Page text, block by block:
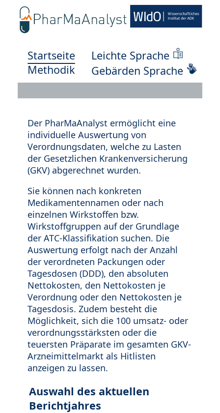
Startseite
Methodik
Leichte Sprache
Gebärden Sprache
Der PharMaAnalyst ermöglicht eine
individuelle Auswertung von
Verordnungsdaten, welche zu Lasten
der Gesetzlichen Krankenversicherung
(GKV) abgerechnet wurden.
Sie können nach konkreten
Medikamentennamen oder nach
einzelnen Wirkstoffen bzw.
Wirkstoffgruppen auf der Grundlage
der ATC-Klassifikation suchen. Die
Auswertung erfolgt nach der Anzahl
der verordneten Packungen oder
Tagesdosen (DDD), den absoluten
Nettokosten, den Nettokosten je
Verordnung oder den Nettokosten je
Tagesdosis. Zudem besteht die
Möglichkeit, sich die 100 umsatz- oder
verordnungsstärksten oder die
teuersten Präparate im gesamten GKV-
Arzneimittelmarkt als Hitlisten
anzeigen zu lassen.
Auswahl des aktuellen
Berichtjahres